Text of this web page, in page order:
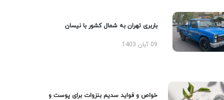
باربری تهران به شمال کشور با نیسان
09 آبان 1403
خواص و فواید سدیم بنزوات برای پوست و